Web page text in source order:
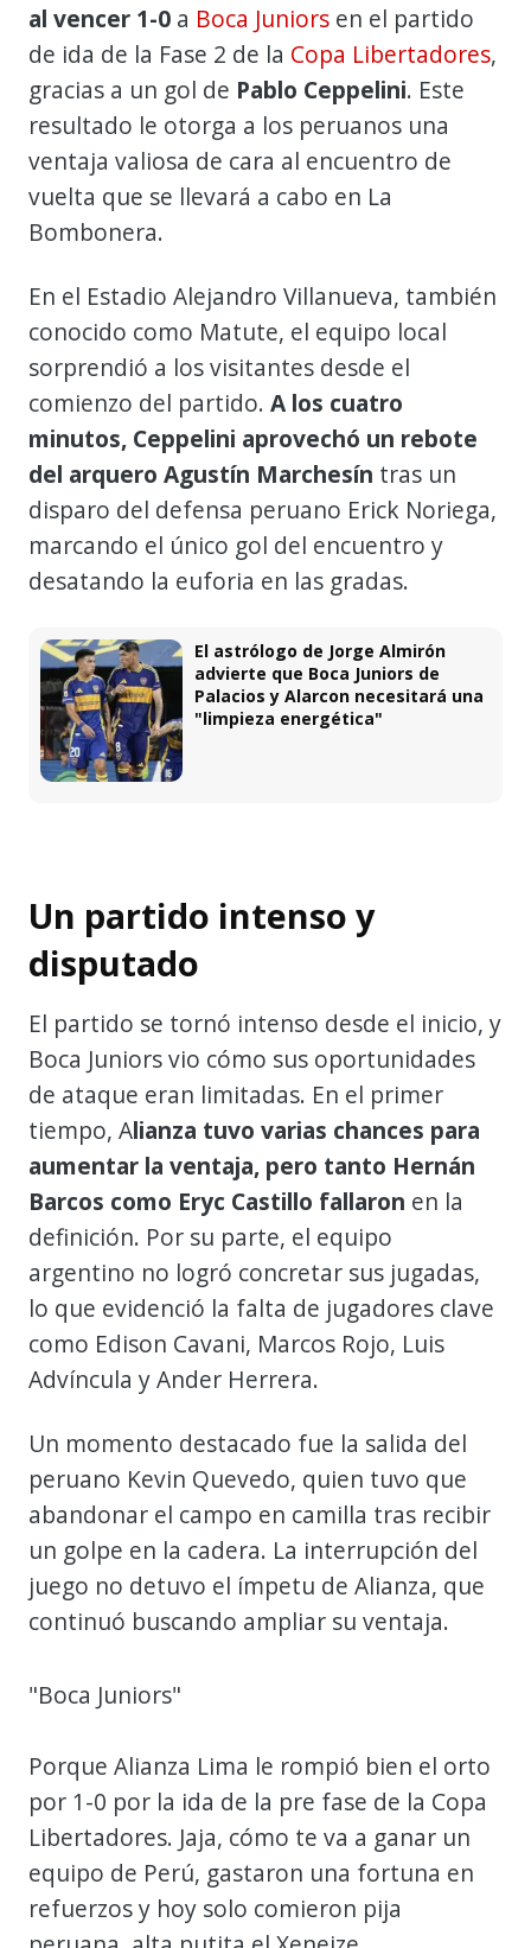
al vencer 1-0 a Boca Juniors en el partido
de ida de la Fase 2 de la Copa Libertadores,
gracias a un gol de Pablo Ceppelini. Este
resultado le otorga a los peruanos una
ventaja valiosa de cara al encuentro de
vuelta que se llevará a cabo en La
Bombonera.
En el Estadio Alejandro Villanueva, también
conocido como Matute, el equipo local
sorprendió a los visitantes desde el
comienzo del partido. A los cuatro
minutos, Ceppelini aprovechó un rebote
del arquero Agustín Marchesín tras un
disparo del defensa peruano Erick Noriega,
marcando el único gol del encuentro y
desatando la euforia en las gradas.
El astrólogo de Jorge Almirón
advierte que Boca Juniors de
Palacios y Alarcon necesitará una
"limpieza energética"
Un partido intenso y
disputado
El partido se tornó intenso desde el inicio, y
Boca Juniors vio cómo sus oportunidades
de ataque eran limitadas. En el primer
tiempo, Alianza tuvo varias chances para
aumentar la ventaja, pero tanto Hernán
Barcos como Eryc Castillo fallaron en la
definición. Por su parte, el equipo
argentino no logró concretar sus jugadas,
lo que evidenció la falta de jugadores clave
como Edison Cavani, Marcos Rojo, Luis
Advíncula y Ander Herrera.
Un momento destacado fue la salida del
peruano Kevin Quevedo, quien tuvo que
abandonar el campo en camilla tras recibir
un golpe en la cadera. La interrupción del
juego no detuvo el ímpetu de Alianza, que
continuó buscando ampliar su ventaja.
"Boca Juniors"
Porque Alianza Lima le rompió bien el orto
por 1-0 por la ida de la pre fase de la Copa
Libertadores. Jaja, cómo te va a ganar un
equipo de Perú, gastaron una fortuna en
refuerzos y hoy solo comieron pija